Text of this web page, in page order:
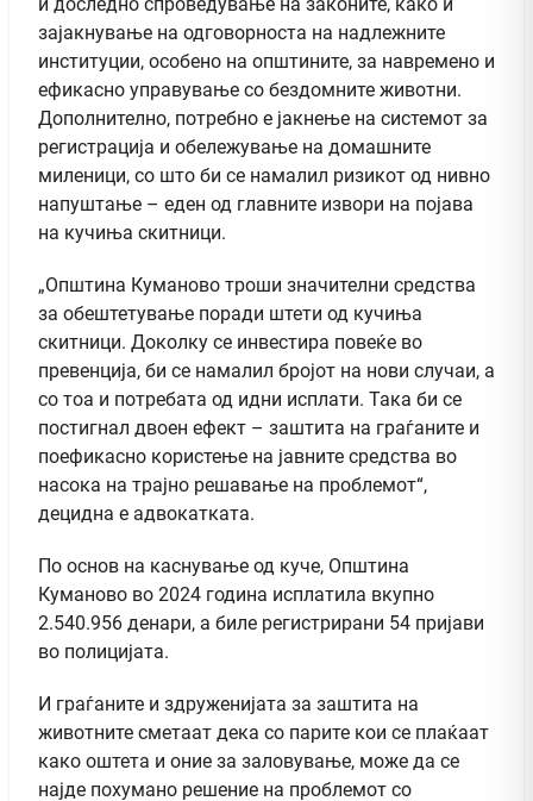
зајакнување на одговорноста на надлежните
институции, особено на општините, за навремено и
ефикасно управување со бездомните животни.
Дополнително, потребно е јакнење на системот за
регистрација и обележување на домашните
миленици, со што би се намалил ризикот од нивно
напуштање – еден од главните извори на појава
на кучиња скитници.
„Општина Куманово троши значителни средства
за обештетување поради штети од кучиња
скитници. Доколку се инвестира повеќе во
превенција, би се намалил бројот на нови случаи, а
со тоа и потребата од идни исплати. Така би се
постигнал двоен ефект – заштита на граѓаните и
поефикасно користење на јавните средства во
насока на трајно решавање на проблемот“,
децидна е адвокатката.
По основ на каснување од куче, Општина
Куманово во 2024 година исплатила вкупно
2.540.956 денари, а биле регистрирани 54 пријави
во полицијата.
И граѓаните и здруженијата за заштита на
животните сметаат дека со парите кои се плаќаат
како оштета и оние за заловување, може да се
најде похумано решение на проблемот со